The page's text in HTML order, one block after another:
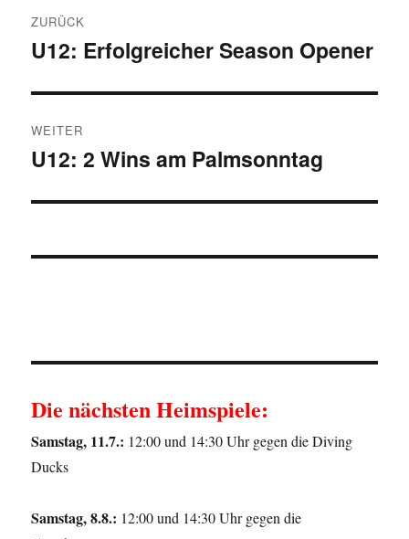
ZURÜCK
Vorheriger
U12: Erfolgreicher Season Opener
WEITER
Nächster
U12: 2 Wins am Palmsonntag
Die nächsten Heimspiele:
Samstag, 11.7.: 12:00 und 14:30 Uhr gegen die Diving
Ducks
Samstag, 8.8.: 12:00 und 14:30 Uhr gegen die